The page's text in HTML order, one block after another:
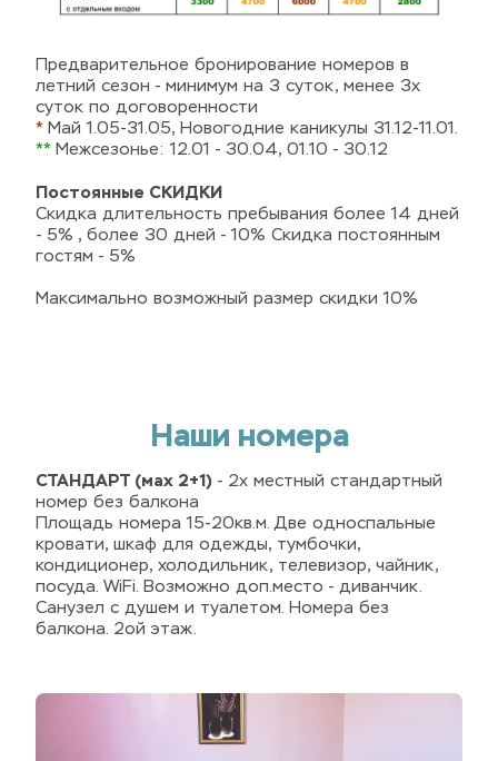
Предварительное бронирование номеров в
летний сезон - минимум на 3 суток, менее 3х
суток по договоренности
* Май 1.05-31.05, Новогодние каникулы 31.12-11.01.
** Межсезонье: 12.01 - 30.04, 01.10 - 30.12
Постоянные СКИДКИ
Скидка длительность пребывания более 14 дней
- 5% , более 30 дней - 10% Скидка постоянным
гостям - 5%
Максимально возможный размер скидки 10%
Наши номера
СТАНДАРТ (мах 2+1) - 2х местный стандартный
номер без балкона
Площадь номера 15-20кв.м. Две односпальные
кровати, шкаф для одежды, тумбочки,
кондиционер, холодильник, телевизор, чайник,
посуда. WiFi. Возможно доп.место - диванчик.
Санузел с душем и туалетом. Номера без
балкона. 2ой этаж.